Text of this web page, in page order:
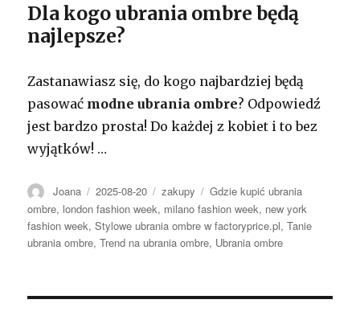
Dla kogo ubrania ombre będą
najlepsze?
Zastanawiasz się, do kogo najbardziej będą
pasować modne ubrania ombre? Odpowiedź
jest bardzo prosta! Do każdej z kobiet i to bez
wyjątków! …
Autor
Joana Opublikowano
2025-08-20 Kategorie
zakupy Tagi
Gdzie kupić ubrania
ombre, london fashion week, milano fashion week, new york
fashion week,Stylowe ubrania ombre w factoryprice.pl,Tanie
ubrania ombre,Trend na ubrania ombre, Ubrania ombre